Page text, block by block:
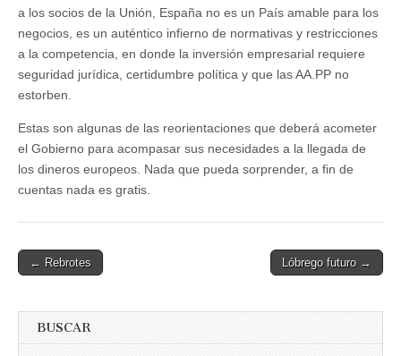
a los socios de la Unión, España no es un País amable para los
negocios, es un auténtico infierno de normativas y restricciones
a la competencia, en donde la inversión empresarial requiere
seguridad jurídica, certidumbre política y que las AA.PP no
estorben.
Estas son algunas de las reorientaciones que deberá acometer
el Gobierno para acompasar sus necesidades a la llegada de
los dineros europeos. Nada que pueda sorprender, a fin de
cuentas nada es gratis.
Post
← Rebrotes Lóbrego futuro →
BUSCAR